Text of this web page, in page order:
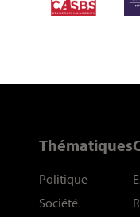
Thématiques
Politique
Société